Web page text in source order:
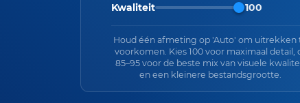
Kwaliteit 100
Houd één afmeting op 'Auto' om uitrekken
voorkomen. Kies 100 voor maximaal detail,
85–95 voor de beste mix van visuele
en een kleinere bestandsgrootte.